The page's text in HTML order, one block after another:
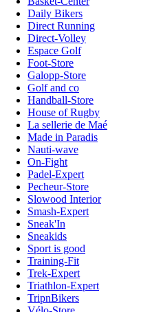
Daily Bikers
Direct Running
Direct-Volley
Espace Golf
Foot-Store
Galopp-Store
Golf and co
Handball-Store
House of Rugby
La sellerie de Maé
Made in Paradis
Nauti-wave
On-Fight
Padel-Expert
Pecheur-Store
Slowood Interior
Smash-Expert
Sneak'In
Sneakids
Sport is good
Training-Fit
Trek-Expert
Triathlon-Expert
TripnBikers